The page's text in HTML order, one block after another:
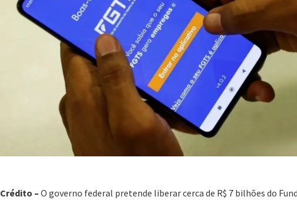
Crédito – O governo federal pretende liberar cerca de R$ 7 bilhões do